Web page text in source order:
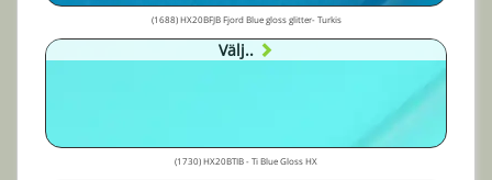
(1688) HX20BFJB Fjord Blue gloss glitter- Turkis
Välj..
(1730) HX20BTIB - Ti Blue Gloss HX